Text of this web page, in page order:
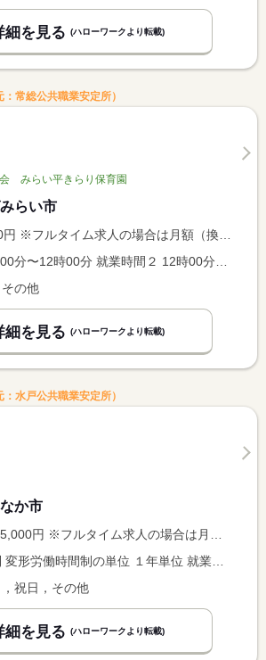
細を見る (ハローワークより転載)
常総公共職業安定所）
みらい平きらり保育園
らい市
人の場合は月額（換算額）、パート求人の場合は時間額を表示しています。
の他
細を見る (ハローワークより転載)
水戸公共職業安定所）
か市
求人の場合は月額（換算額）、パート求人の場合は時間額を表示しています。
祝日，その他
細を見る (ハローワークより転載)